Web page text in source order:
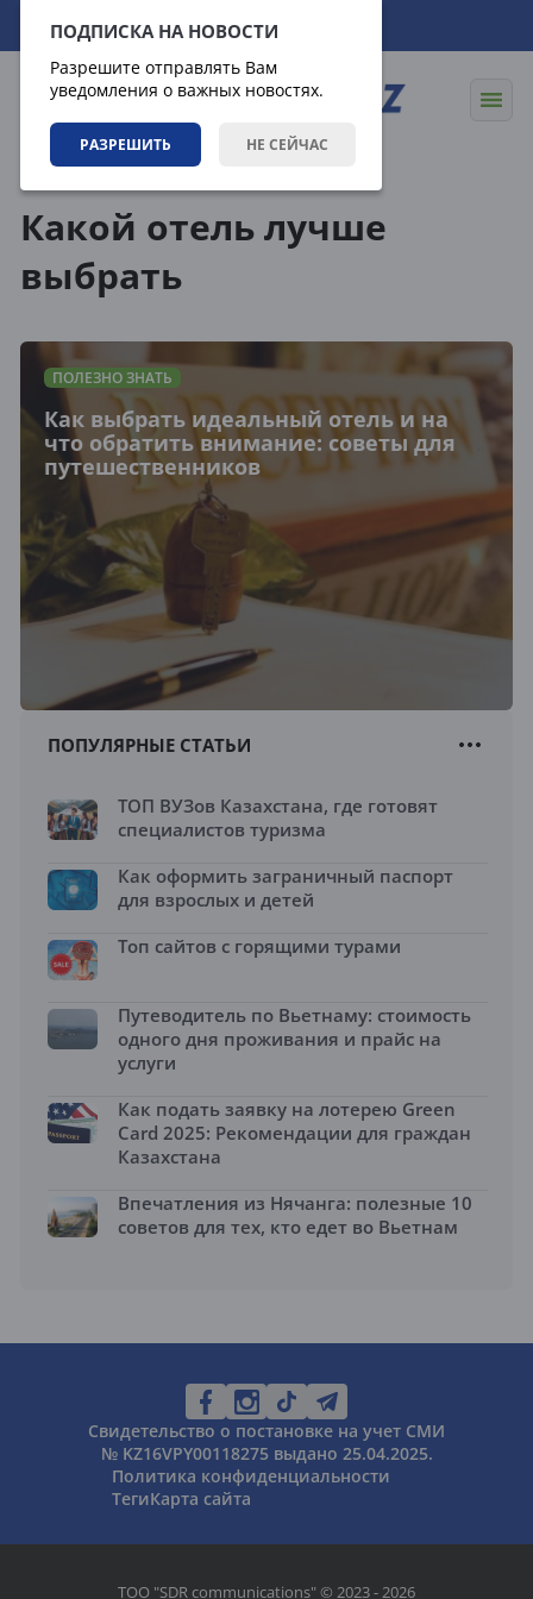
ПОДПИСКА НА НОВОСТИ
Разрешите отправлять Вам
уведомления о важных новостях.
РАЗРЕШИТЬ НЕ СЕЙЧАС
06.08.2026 22:18:13
Какой отель лучше
выбрать
ПОЛЕЗНО ЗНАТЬ
Как выбрать идеальный отель и на
что обратить внимание: советы для
путешественников
ПОПУЛЯРНЫЕ СТАТЬИ
ТОП ВУЗов Казахстана, где готовят
специалистов туризма
Как оформить заграничный паспорт
для взрослых и детей
Топ сайтов с горящими турами
Путеводитель по Вьетнаму: стоимость
одного дня проживания и прайс на
услуги
Как подать заявку на лотерею Green
Card 2025: Рекомендации для граждан
Казахстана
Впечатления из Нячанга: полезные 10
советов для тех, кто едет во Вьетнам
Свидетельство о постановке на учет СМИ
№ KZ16VPY00118275 выдано 25.04.2025.
Политика конфиденциальности
ТегиКарта сайта
ТОО "SDR communications" © 2023 - 2026